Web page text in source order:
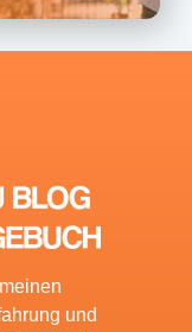
und